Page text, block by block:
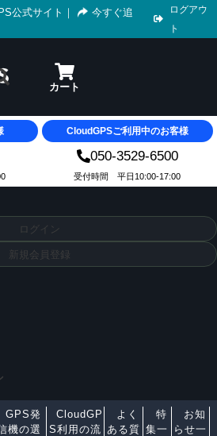
公式サイト ｜
今すぐ追
ログアウ
ト
CloudGPSご利用中のお客様
050-3529-6500
受付時間 平日10:00-17:00
ログイン
新規会員登録
GPS発
機の選
CloudGP
S利用の流
よく
ある質
特
集一
お知
らせ一